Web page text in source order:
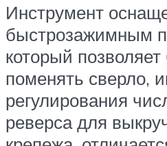
Инструмент
быстрозажимным
который
поменять сверло,
регулирования
реверса для